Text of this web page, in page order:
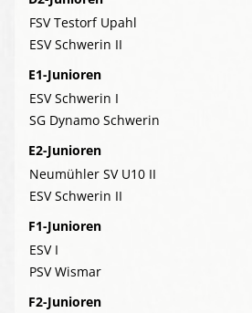
FSV Testorf Upahl
ESV Schwerin II
E1-Junioren
ESV Schwerin I
SG Dynamo Schwerin
E2-Junioren
Neumühler SV U10 II
ESV Schwerin II
F1-Junioren
ESV I
PSV Wismar
F2-Junioren